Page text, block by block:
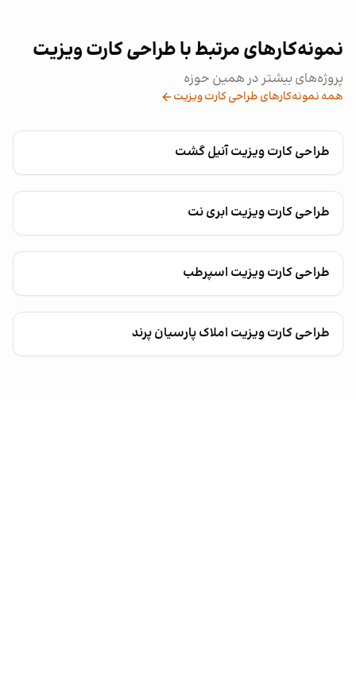
نمونه‌کارهای مرتبط با طراحی کارت ویزیت
پروژه‌های بیشتر در همین حوزه
همه نمونه‌کارهای طراحی کارت ویزیت
طراحی کارت ویزیت آنیل گشت
طراحی کارت ویزیت ابری نت
طراحی کارت ویزیت اسپرطب
طراحی کارت ویزیت املاک پارسیان پرند